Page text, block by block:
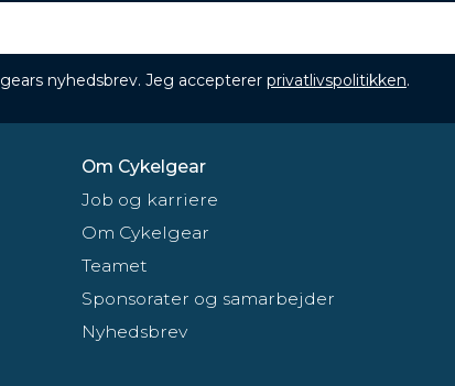
nyhedsbrev. Jeg accepterer privatlivspolitikken.
Om Cykelgear
Job og karriere
Om Cykelgear
Teamet
Sponsorater og samarbejder
Nyhedsbrev